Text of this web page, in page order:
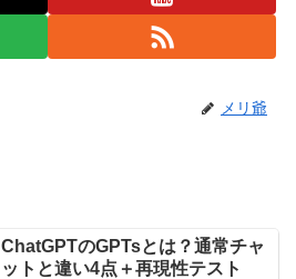
メリ爺
ChatGPTのGPTsとは？通常チャ
ットと違い4点＋再現性テスト